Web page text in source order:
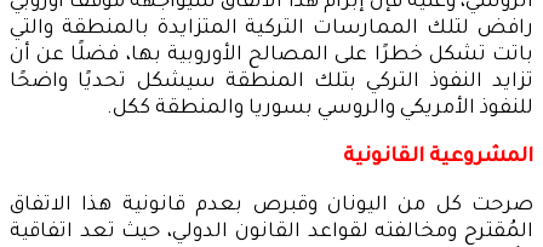
رافض لتلك الممارسات التركية المتزايدة بالمنطقة والتي
باتت تشكل خطرًا على المصالح الأوروبية بها، فضلًا عن أن
تزايد النفوذ التركي بتلك المنطقة سيشكل تحديًا واضحًا
للنفوذ الأمريكي والروسي بسوريا والمنطقة ككل.
المشروعية القانونية
صرحت كل من اليونان وقبرص بعدم قانونية هذا الاتفاق
المُقترح ومخالفته لقواعد القانون الدولي، حيث تعد اتفاقية